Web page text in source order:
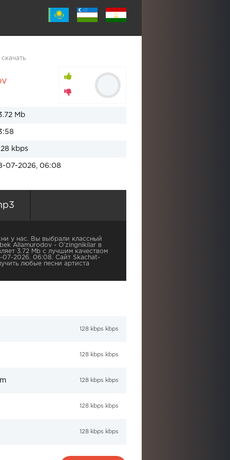
Mb
kbps
07-2026, 06:08
у нас. Вы выбрали классный
Allamurodov - O'zingnikilar в
3.72 Mb с лучшим качеством
07-2026, 06:08. Сайт Skachat-
любые песни артиста
128 kbps kbps
128 kbps kbps
128 kbps kbps
128 kbps kbps
128 kbps kbps